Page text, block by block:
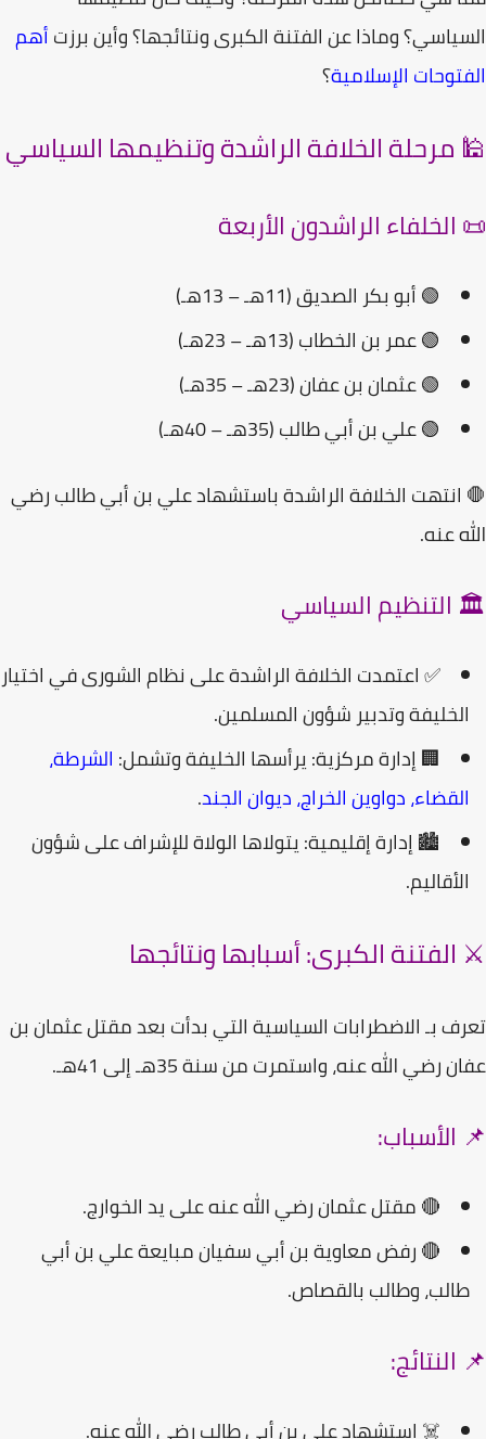
وماذا عنالفتنة الكبرىونتائجها؟ وأين برزتأهم
الإسلامية؟
الخلافة الراشدة وتنظيمها السياسي
الراشدون الأربعة
🟢أبو بكر الصديق(11هـ – 13هـ)
🟢عمر بن الخطاب(13هـ – 23هـ)
🟢عثمان بن عفان(23هـ – 35هـ)
🟢علي بن أبي طالب(35هـ – 40هـ)
الخلافة الراشدة باستشهادعلي بن أبي طالبرضي
عنه.
السياسي
✅ اعتمدت الخلافة الراشدة علىنظام الشورىفي اختيار
وتدبير شؤون المسلمين.
🏢إدارة مركزية:يرأسها الخليفة وتشمل:الشرطة،
دواوين الخراج، ديوان الجند.
🏙️إدارة إقليمية:يتولاهاالولاةللإشراف على شؤون
الكبرى: أسبابها ونتائجها
بـالاضطرابات السياسيةالتي بدأت بعد مقتلعثمان بن
رضي الله عنه، واستمرت من سنة35هـ إلى 41هـ .
🔴 مقتل عثمان رضي الله عنه على يد الخوارج.
🔴 رفضمعاوية بن أبي سفيانمبايعة علي بن أبي
وطالب بالقصاص.
☠️ استشهادعلي بن أبي طالبرضي الله عنه.